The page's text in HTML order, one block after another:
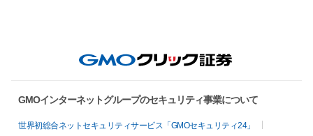
GMOインターネットグループのセキュリティ事業について
世界初総合ネットセキュリティサービス「GMOセキュリティ24」